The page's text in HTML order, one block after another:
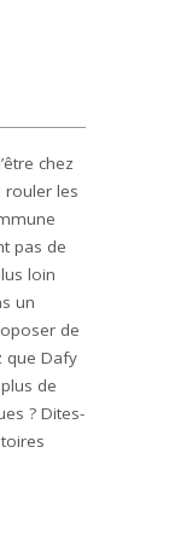
chez
rouler les
pas de
loin
un
de
que Dafy
de
? Dites-